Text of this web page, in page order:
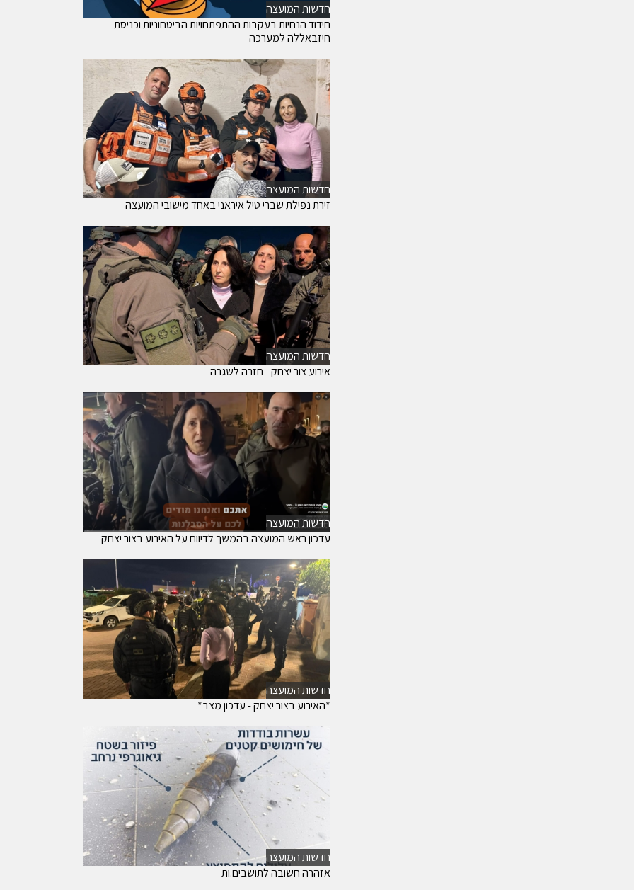
חדשות המועצה
חידוד הנחיות בעקבות ההתפתחויות הביטחוניות וכניסת
חיזבאללה למערכה
חדשות המועצה
זירת נפילת שברי טיל איראני באחד מישובי המועצה
חדשות המועצה
אירוע צור יצחק - חזרה לשגרה
חדשות המועצה
עדכון ראש המועצה בהמשך לדיווח על האירוע בצור יצחק
חדשות המועצה
*האירוע בצור יצחק - עדכון מצב*
חדשות המועצה
אזהרה חשובה לתושבים.ות